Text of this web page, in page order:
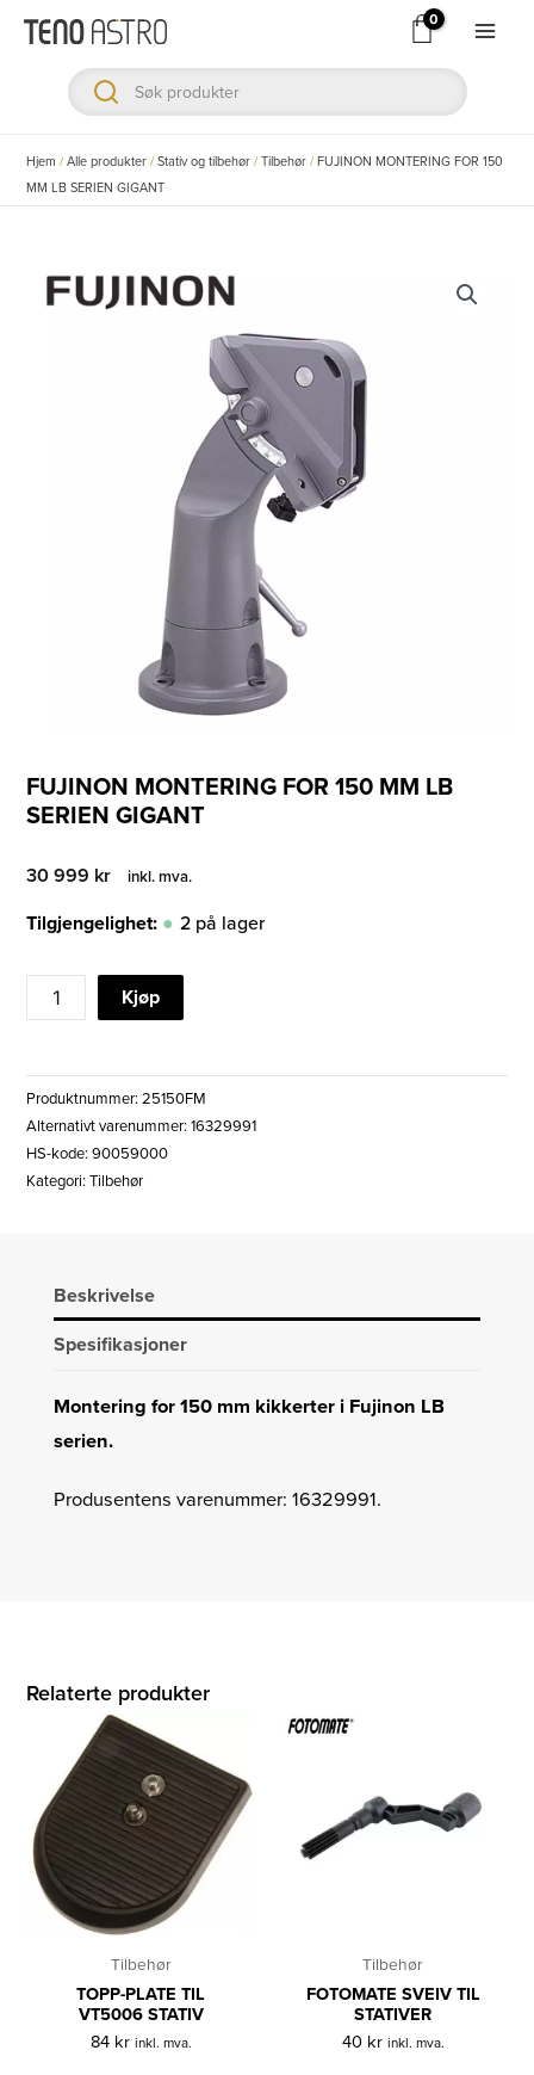
Hopp
innholdet
Hjem /Alle produkter /Stativ og tilbehør /Tilbehør /FUJINON MONTERING FOR 150
MM LB SERIEN GIGANT
FUJINON MONTERING FOR 150 MM LB
SERIEN GIGANT
30 999 kr inkl. mva.
Tilgjengelighet: 2 på lager
FUJINON
MONTERING
150
MM
LB
SERIEN
GIGANT
Kjøp
Produktnummer:25150FM
Alternativt varenummer: 16329991
HS-kode: 90059000
Kategori:Tilbehør
Beskrivelse
Spesifikasjoner
Montering for 150 mm kikkerter i Fujinon LB
serien.
Produsentens varenummer: 16329991.
Relaterte produkter
Tilbehør
TOPP-PLATE TIL
VT5006 STATIV
84 kr inkl. mva.
Tilbehør
FOTOMATE SVEIV TIL
STATIVER
40 kr inkl. mva.